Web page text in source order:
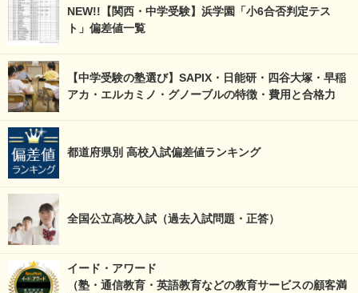
NEW!!【関西・中学受験】浜学園「小6合否判定テス
ト」偏差値一覧
【中学受験の塾選び】SAPIX・日能研・四谷大塚・早稲
アカ・エルカミノ・グノーブルの特徴・費用と合格力
都道府県別 高校入試偏差値ランキング
全国公立高校入試（過去入試問題・正答）
イード・アワード
（塾・通信教育・英語教育などの教育サービスの顧客満